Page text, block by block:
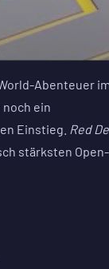
Abenteuer
ein
Einstieg. Red
stärksten Open-